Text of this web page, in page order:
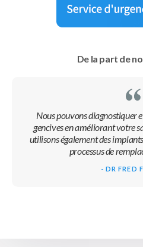
De la part de
Nous pouvons diagnostiquer
gencives en améliorant votre
utilisons également des
processus de
- DR FRED